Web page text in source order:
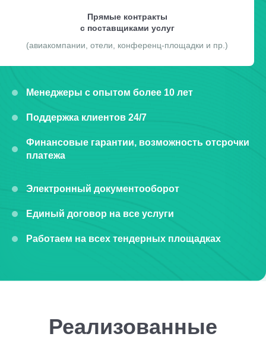
Прямые контракты
с поставщиками услуг
(авиакомпании, отели, конференц-площадки и пр.)
Менеджеры с опытом более 10 лет
Поддержка клиентов 24/7
Финансовые гарантии, возможность отсрочки
платежа
Электронный документооборот
Единый договор на все услуги
Работаем на всех тендерных площадках
Реализованные